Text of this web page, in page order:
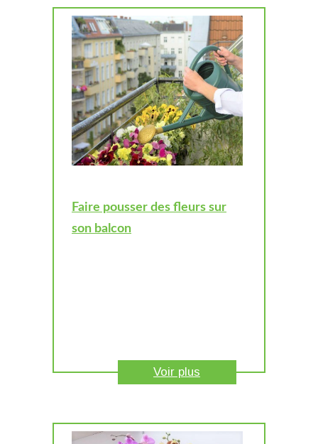
Faire pousser des fleurs sur
son balcon
Voir plus